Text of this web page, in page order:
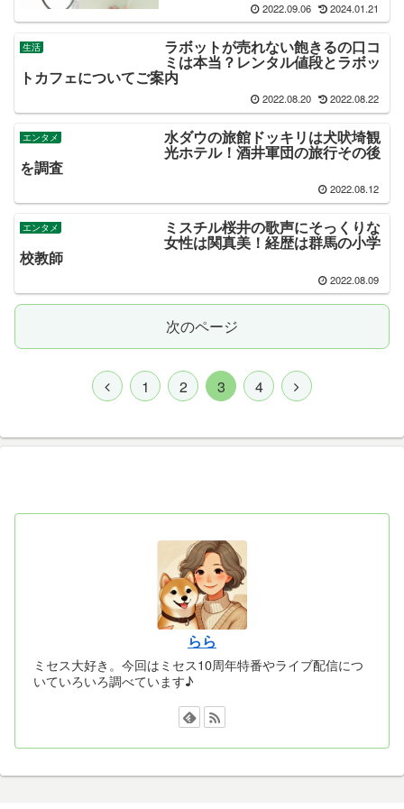
2022.09.06 2024.01.21
生活 ラボットが売れない飽きるの口コ
ミは本当？レンタル値段とラボッ
トカフェについてご案内
2022.08.20 2022.08.22
エンタメ 水ダウの旅館ドッキリは犬吠埼観
光ホテル！酒井軍団の旅行その後
を調査
2022.08.12
エンタメ ミスチル桜井の歌声にそっくりな
女性は関真美！経歴は群馬の小学
校教師
2022.08.09
次のページ
1 2 3 4
らら
ミセス大好き。今回はミセス10周年特番やライブ配信につ
いていろいろ調べています♪